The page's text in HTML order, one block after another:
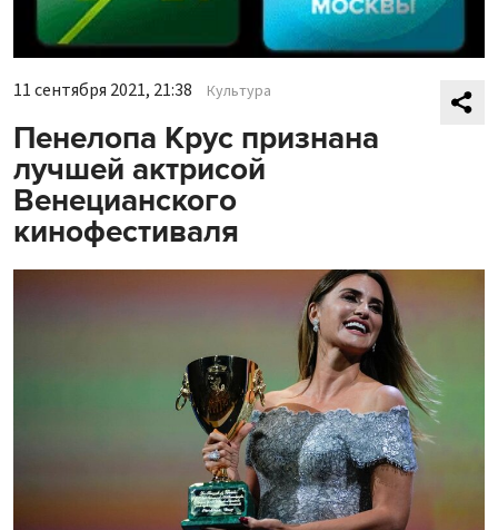
11 сентября 2021, 21:38 Культура
Пенелопа Крус признана
лучшей актрисой
Венецианского
кинофестиваля